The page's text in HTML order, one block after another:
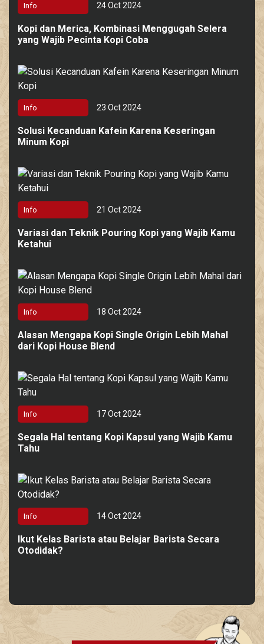
Info 24 Oct 2024
Kopi dan Merica, Kombinasi Menggugah Selera
yang Wajib Pecinta Kopi Coba
Info 23 Oct 2024
Solusi Kecanduan Kafein Karena Keseringan
Minum Kopi
Info 21 Oct 2024
Variasi dan Teknik Pouring Kopi yang Wajib Kamu
Ketahui
Info 18 Oct 2024
Alasan Mengapa Kopi Single Origin Lebih Mahal
dari Kopi House Blend
Info 17 Oct 2024
Segala Hal tentang Kopi Kapsul yang Wajib Kamu
Tahu
Info 14 Oct 2024
Ikut Kelas Barista atau Belajar Barista Secara
Otodidak?